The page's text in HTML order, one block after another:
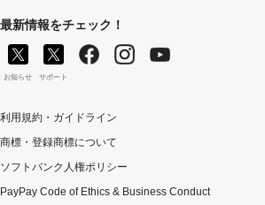
最新情報をチェック！
お知らせ サポート
利用規約・ガイドライン
商標・登録商標について
ソフトバンク人権ポリシー
PayPay Code of Ethics & Business Conduct